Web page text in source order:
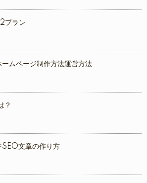
プラン
ムページ制作方法運営方法
？
SEO文章の作り方